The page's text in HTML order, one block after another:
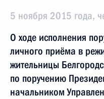
5 ноября 2015 года,
О ходе исполнения
личного приёма в
жительницы
по поручению
начальником